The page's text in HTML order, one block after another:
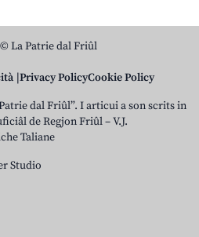
La Patrie dal Friûl
Privacy PolicyCookie Policy
dal Friûl”. I articui a son scrits in
de Regjon Friûl – V.J.
Taliane
Studio